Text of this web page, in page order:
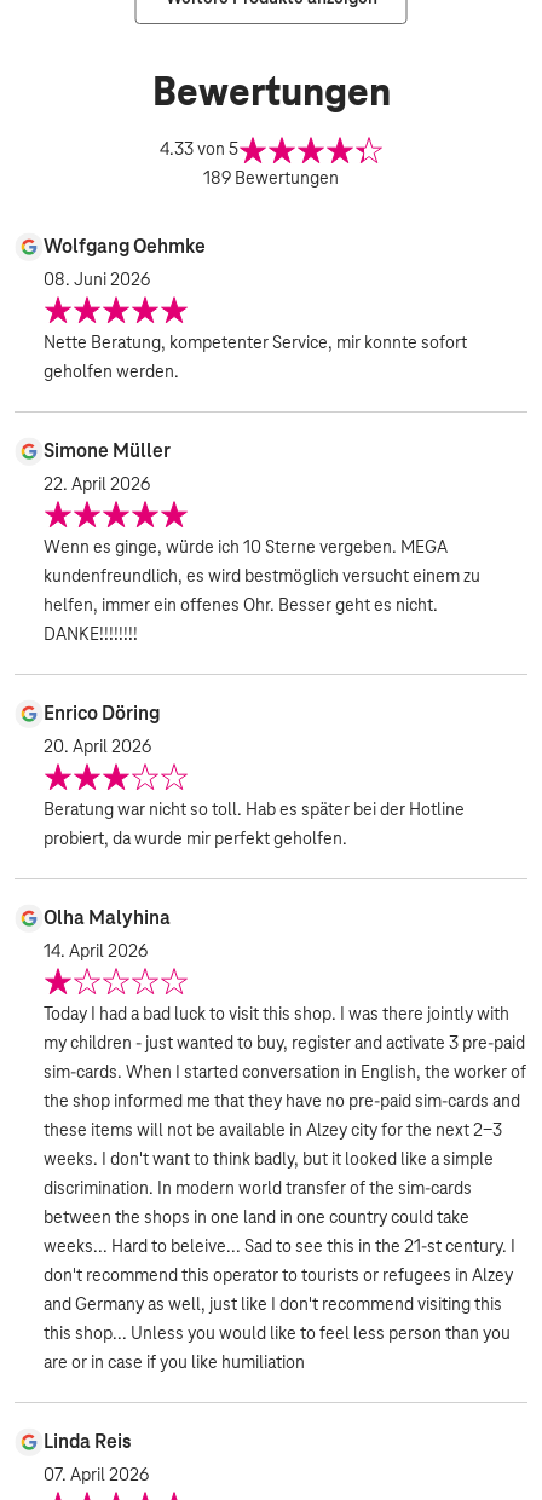
Bewertungen
4.33von 5
189 Bewertungen
Wolfgang Oehmke
08. Juni 2026
Nette Beratung, kompetenter Service, mir konnte sofort
geholfen werden.
Simone Müller
22. April 2026
Wenn es ginge, würde ich 10 Sterne vergeben. MEGA
kundenfreundlich, es wird bestmöglich versucht einem zu
helfen, immer ein offenes Ohr. Besser geht es nicht.
DANKE!!!!!!!!
Enrico Döring
20. April 2026
Beratung war nicht so toll. Hab es später bei der Hotline
probiert, da wurde mir perfekt geholfen.
Olha Malyhina
14. April 2026
Today I had a bad luck to visit this shop. I was there jointly with
my children - just wanted to buy, register and activate 3 pre-paid
sim-cards. When I started conversation in English, the worker of
the shop informed me that they have no pre-paid sim-cards and
these items will not be available in Alzey city for the next 2-3
weeks. I don't want to think badly, but it looked like a simple
discrimination. In modern world transfer of the sim-cards
between the shops in one land in one country could take
weeks... Hard to beleive... Sad to see this in the 21-st century. I
don't recommend this operator to tourists or refugees in Alzey
and Germany as well, just like I don't recommend visiting this
this shop... Unless you would like to feel less person than you
are or in case if you like humiliation
Linda Reis
07. April 2026